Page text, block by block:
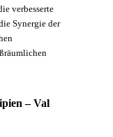
verbesserte
Synergie der
– Val